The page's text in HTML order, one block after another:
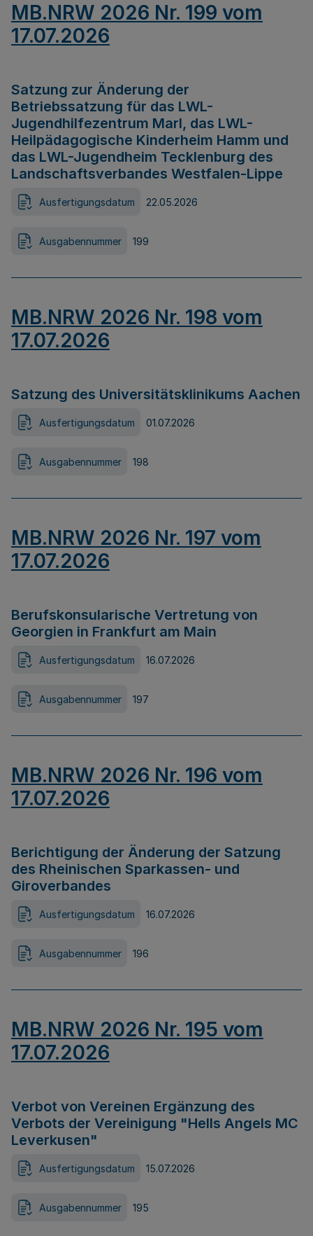
MB.NRW 2026 Nr. 199 vom
17.07.2026
Satzung zur Änderung der
Betriebssatzung für das LWL-
Jugendhilfezentrum Marl, das LWL-
Heilpädagogische Kinderheim Hamm und
das LWL-Jugendheim Tecklenburg des
Landschaftsverbandes Westfalen-Lippe
Ausfertigungsdatum 22.05.2026
Ausgabennummer 199
MB.NRW 2026 Nr. 198 vom
17.07.2026
Satzung des Universitätsklinikums Aachen
Ausfertigungsdatum 01.07.2026
Ausgabennummer 198
MB.NRW 2026 Nr. 197 vom
17.07.2026
Berufskonsularische Vertretung von
Georgien in Frankfurt am Main
Ausfertigungsdatum 16.07.2026
Ausgabennummer 197
MB.NRW 2026 Nr. 196 vom
17.07.2026
Berichtigung der Änderung der Satzung
des Rheinischen Sparkassen- und
Giroverbandes
Ausfertigungsdatum 16.07.2026
Ausgabennummer 196
MB.NRW 2026 Nr. 195 vom
17.07.2026
Verbot von Vereinen Ergänzung des
Verbots der Vereinigung "Hells Angels MC
Leverkusen"
Ausfertigungsdatum 15.07.2026
Ausgabennummer 195